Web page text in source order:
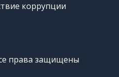
коррупции
права защищены